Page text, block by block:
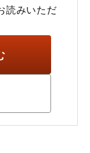
読みいただ